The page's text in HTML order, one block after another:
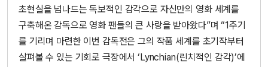
초현실을 넘나드는 독보적인 감각으로 자신만의 영화 세계를
구축해온 감독으로 영화 팬들의 큰 사랑을 받아왔다”며 “1주기
를 기리며 마련한 이번 감독전은 그의 작품 세계를 초기작부터
살펴볼 수 있는 기회로 극장에서 ‘Lynchian(린치적인 감각)’에